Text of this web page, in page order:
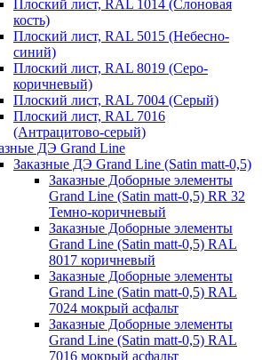
Плоский лист, RAL 1014 (Слоновая
кость)
Плоский лист, RAL 5015 (Небесно-
синий)
Плоский лист, RAL 8019 (Серо-
коричневый)
Плоский лист, RAL 7004 (Серый)
Плоский лист, RAL 7016
(Антрацитово-серый)
ДЭ Grand Line
Заказные ДЭ Grand Line (Satin matt-0,5)
Заказные Доборные элементы
Grand Line (Satin matt-0,5) RR 32
Темно-коричневый
Заказные Доборные элементы
Grand Line (Satin matt-0,5) RAL
8017 коричневый
Заказные Доборные элементы
Grand Line (Satin matt-0,5) RAL
7024 мокрый асфальт
Заказные Доборные элементы
Grand Line (Satin matt-0,5) RAL
7016 мокрый асфальт